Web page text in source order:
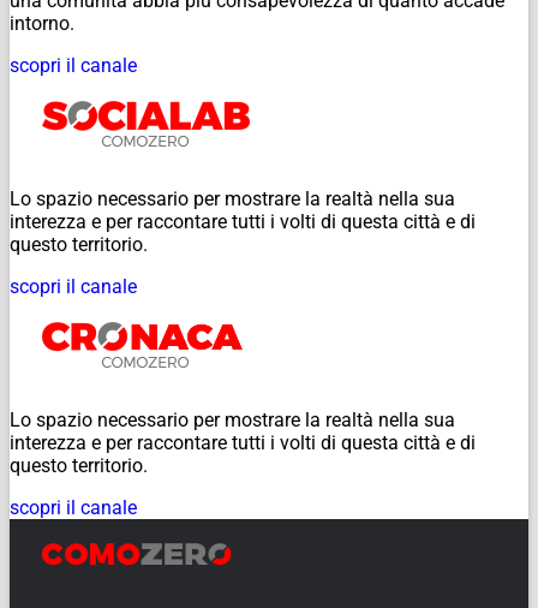
intorno.
scopri il canale
Lo spazio necessario per mostrare la realtà nella sua
interezza e per raccontare tutti i volti di questa città e di
questo territorio.
scopri il canale
Lo spazio necessario per mostrare la realtà nella sua
interezza e per raccontare tutti i volti di questa città e di
questo territorio.
scopri il canale